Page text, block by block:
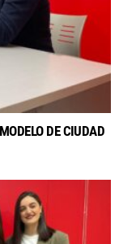
DE CIUDAD